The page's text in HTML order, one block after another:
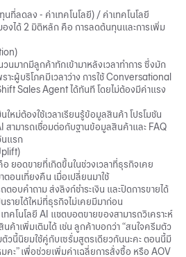
ที่ลดลง - ค่าเทคโนโลยี) / ค่าเทคโนโลยี
องได้ 2 มิติหลัก คือ การลดต้นทุนและการเพิ่ม
มากมีลูกค้าทักเข้ามาหลังเวลาทำการ ซึ่งมัก
าะผู้บริโภคมีเวลาว่าง การใช้ Conversational
Sales Agent ได้ทันที โดยไม่ต้องมีค่าแรง
ม่ต้องใช้เวลาเรียนรู้ข้อมูลสินค้า โปรโมชัน
สามารถเชื่อมต่อกับฐานข้อมูลสินค้าและ FAQ
นแรก
อ ยอดขายที่เกิดขึ้นในช่วงเวลาที่ธุรกิจเคย
ตอนเที่ยงคืน เมื่อเปลี่ยนมาใช้
อบคำถาม ส่งลิงก์ชำระเงิน และปิดการขายได้
รายได้ใหม่ที่ธุรกิจไม่เคยมีมาก่อน
คโนโลยี AI แชตบอตขายของสามารถวิเคราะห์
ค้าเพิ่มเติมได้ เช่น ลูกค้าบอกว่า “สนใจครีมตัว
ตัวนี้นิยมใช้คู่กับเซรั่มสูตรเดียวกันนะคะ ตอนนี้มี
คะ” เพื่อช่วยเพิ่มค่าเฉลี่ยการสั่งซื้อ หรือ AOV